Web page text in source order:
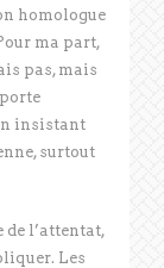
homologue
ma part,
pas, mais
insistant
surtout
de l’attentat,
Les